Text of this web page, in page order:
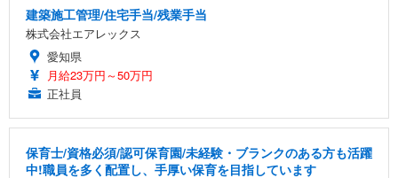
建築施工管理/住宅手当/残業手当
株式会社エアレックス
愛知県
月給23万円～50万円
正社員
保育士/資格必須/認可保育園/未経験・ブランクのある方も活躍
中!職員を多く配置し、手厚い保育を目指しています